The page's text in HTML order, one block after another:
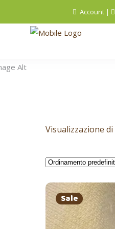
Account |
Visualizzazione
Sale